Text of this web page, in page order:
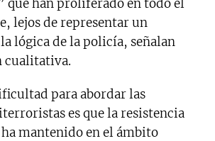
que han proliferado en todo el
lejos de representar un
lógica de la policía, señalan
cualitativa.
para abordar las
es que la resistencia
ha mantenido en el ámbito